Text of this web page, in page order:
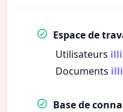
Espace de
Utilisateurs
Documents
Base de